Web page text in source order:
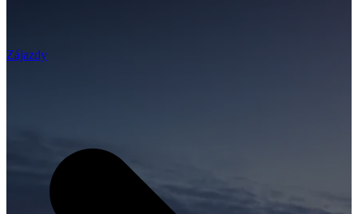
Zájazdy